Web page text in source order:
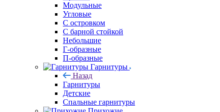
Модульные
Угловые
С островком
С барной стойкой
Небольшие
Г-образные
П-образные
Гарнитуры
Назад
Гарнитуры
Детские
Спальные гарнитуры